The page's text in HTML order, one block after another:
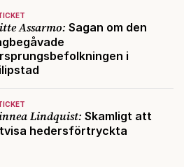
Assarmo: Sagan om den
i
Lindquist: Skamligt att
hedersförtryckta